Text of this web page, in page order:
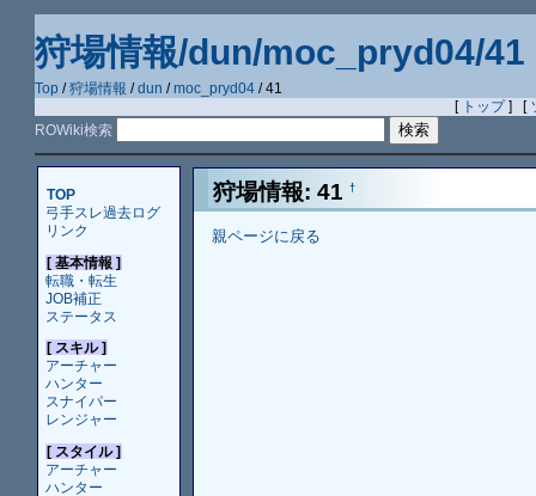
狩場情報/dun/moc_pryd04/41
Top /狩場情報 /dun /moc_pryd04 / 41
[ トップ] [
ROWiki検索
TOP
弓手スレ過去ログ
リンク
[ 基本情報 ]
転職・転生
JOB補正
ステータス
[ スキル ]
アーチャー
ハンター
スナイパー
レンジャー
[ スタイル ]
アーチャー
ハンター
狩場情報: 41 †
親ページに戻る